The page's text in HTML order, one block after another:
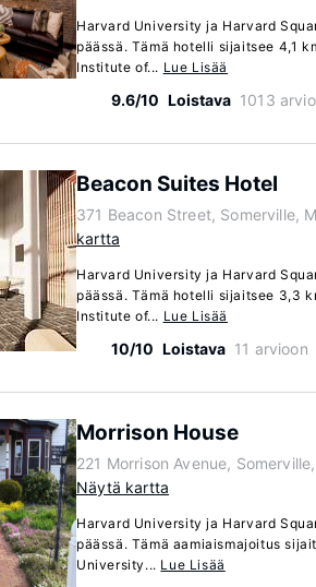
Harvard University ja Harvard
päässä. Tämä hotelli sijaitsee 4,1
Institute of... Lue Lisää
9.6/10 Loistava 1013
Beacon Suites Hotel
371 Beacon Street, Somerville,
kartta
Harvard University ja Harvard
päässä. Tämä hotelli sijaitsee 3,3
Institute of... Lue Lisää
10/10 Loistava 11 arvioon
Morrison House
221 Morrison Avenue,
Näytä kartta
Harvard University ja Harvard
päässä. Tämä aamiaismajoitus
University... Lue Lisää